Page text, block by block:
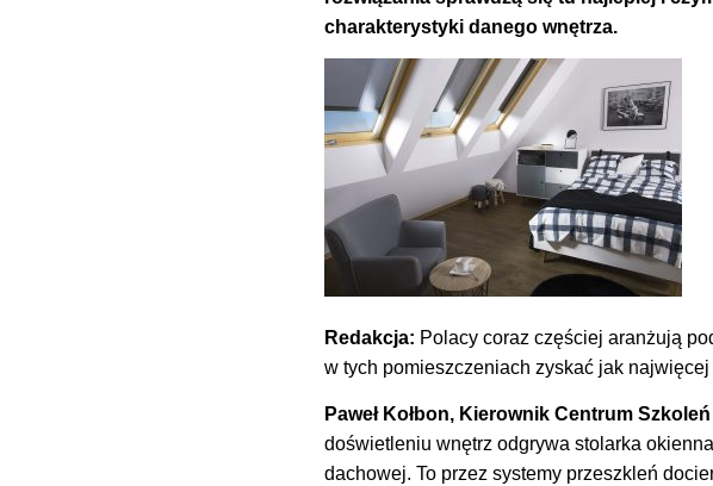
charakterystyki danego wnętrza.
Redakcja: Polacy coraz częściej aranżują
w tych pomieszczeniach zyskać jak najwięcej
Paweł Kołbon, Kierownik Centrum
doświetleniu wnętrz odgrywa stolarka
dachowej. To przez systemy przeszkleń